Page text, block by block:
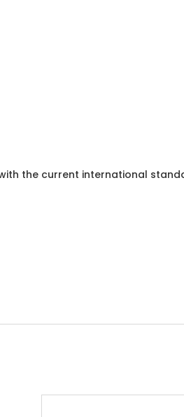
the current international